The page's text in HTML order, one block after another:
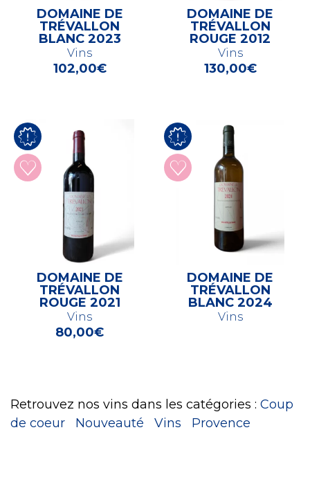
DOMAINE DE
TRÉVALLON
BLANC 2023
Vins
102,00€
DOMAINE DE
TRÉVALLON
ROUGE 2012
Vins
130,00€
DOMAINE DE
TRÉVALLON
ROUGE 2021
Vins
80,00€
DOMAINE DE
TRÉVALLON
BLANC 2024
Vins
Retrouvez nos vins dans les catégories : Coup
de coeur
Nouveauté Vins Provence